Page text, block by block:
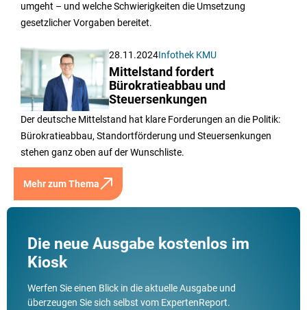
umgeht – und welche Schwierigkeiten die Umsetzung
gesetzlicher Vorgaben bereitet.
28.11.2024Infothek KMU
Mittelstand fordert
Bürokratieabbau und
Steuersenkungen
Der deutsche Mittelstand hat klare Forderungen an die Politik:
Bürokratieabbau, Standortförderung und Steuersenkungen
stehen ganz oben auf der Wunschliste.
Mehr zum Thema
Die neue Ausgabe kostenlos im
Kiosk
Werfen Sie einen Blick in die aktuelle Ausgabe und
überzeugen Sie sich selbst vom ExpertenReport.